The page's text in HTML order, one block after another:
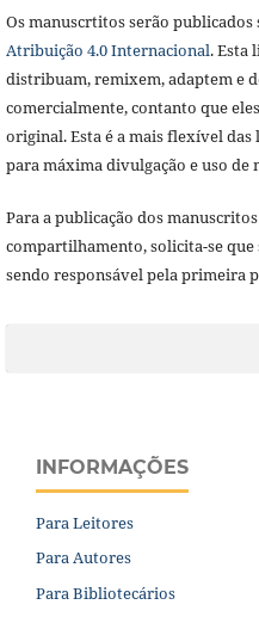
Os manuscrtitos serão publicados
Atribuição 4.0 Internacional. Esta
distribuam, remixem, adaptem e
comercialmente, contanto que
original. Esta é a mais flexível das
para máxima divulgação e uso de
Para a publicação dos
compartilhamento, solicita-se que
sendo responsável pela primeira
INFORMAÇÕES
Para Leitores
Para Autores
Para Bibliotecários